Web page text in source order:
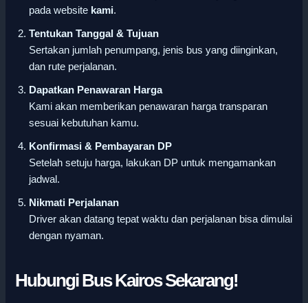
pada website kami.
Tentukan Tanggal & Tujuan
Sertakan jumlah penumpang, jenis bus yang diinginkan,
dan rute perjalanan.
Dapatkan Penawaran Harga
Kami akan memberikan penawaran harga transparan
sesuai kebutuhan kamu.
Konfirmasi & Pembayaran DP
Setelah setuju harga, lakukan DP untuk mengamankan
jadwal.
Nikmati Perjalanan
Driver akan datang tepat waktu dan perjalanan bisa dimulai
dengan nyaman.
Hubungi Bus Kairos Sekarang!